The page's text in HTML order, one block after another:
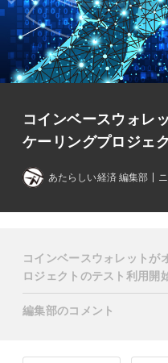
コインベースウォレ
ケーリングプロジェ
あたらしい経済 編集部
コインベースウォレットが
ロジェクトのテスト利用開
編集部のコメント